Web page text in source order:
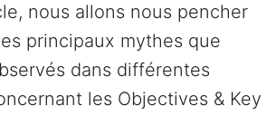
nous allons nous pencher
principaux mythes que
dans différentes
les Objectives & Key